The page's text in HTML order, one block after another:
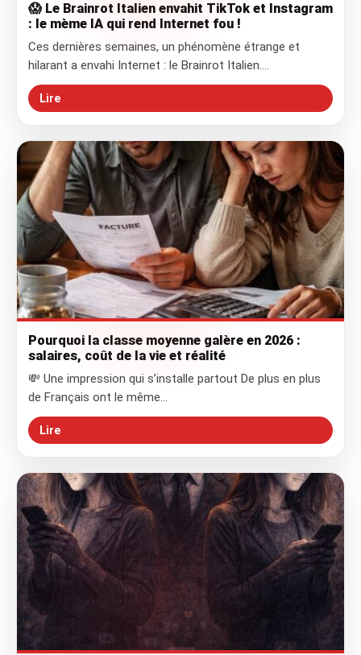
😱 Le Brainrot Italien envahit TikTok et Instagram
: le mème IA qui rend Internet fou !
Ces dernières semaines, un phénomène étrange et
hilarant a envahi Internet : le Brainrot Italien.…
Lire
Pourquoi la classe moyenne galère en 2026 :
salaires, coût de la vie et réalité
💸 Une impression qui s’installe partout De plus en plus
de Français ont le même…
Lire